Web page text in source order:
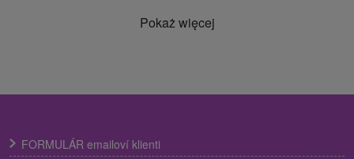
Pokaż więcej
FORMULÁR emailoví klienti